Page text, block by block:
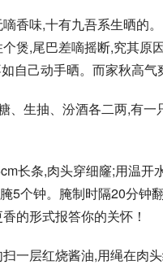
香味,十有九吾系生晒的
煲,尾巴差嘀摇断,究其原
自己动手晒。而家秋高气
、生抽、汾酒各二两,有
长条,肉头穿细窿;用温开
5个钟。腌制时隔20分钟
的形式报答你的关怀！
一层红烧酱油,用绳在肉